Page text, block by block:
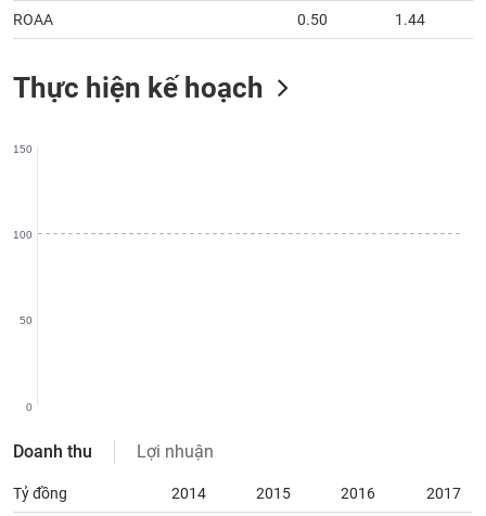
ROAA 0.50 1.44
Thực hiện kế hoạch
0
50
100
150
Doanh thu Lợi nhuận
Tỷ đồng 2014 2015 2016
2017
Báo
cáo
(-)
Thuật
Sách
tài